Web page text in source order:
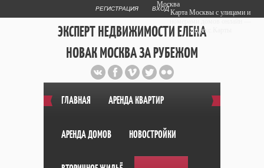
РЕГИСТРАЦИЯ ВХОД
ЭКСПЕРТ НЕДВИЖИМОСТИ ЕЛЕНА
НОВАК МОСКВА ЗА РУБЕЖОМ
Публичный сайт эксперта автора
web дизайнера+7 903 708 1884
ГЛАВНАЯ АРЕНДА КВАРТИР
АРЕНДА ДОМОВ НОВОСТРОЙКИ
Москва
Карта Москвы с улицами и
Яндекс.Карты